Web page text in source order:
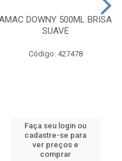
DOWNY 500ML BRISA
SUAVE
Código: 427478
Faça seu login ou
cadastre-se para
ver preços e
comprar